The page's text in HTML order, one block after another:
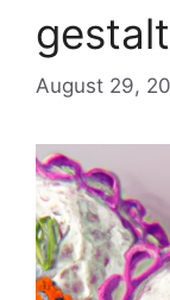
August 29,